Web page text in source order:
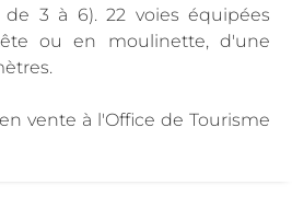
3 à 6). 22 voies équipées
ou en moulinette, d'une
vente à l'Office de Tourisme